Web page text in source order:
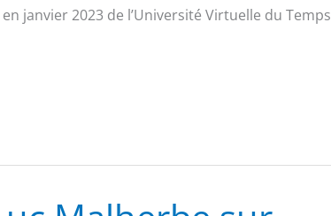
janvier 2023 de l’Université Virtuelle du Temps